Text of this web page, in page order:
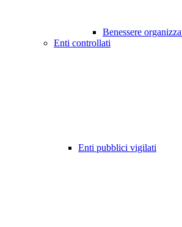
Benessere
Enti controllati
Enti pubblici vigilati